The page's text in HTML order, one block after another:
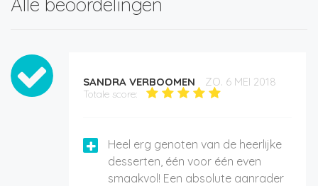
SANDRA VERBOOMEN ZO. 6 MEI 2018
Totale score:
Heel erg genoten van de heerlijke
desserten, één voor één even
smaakvol! Een absolute aanrader